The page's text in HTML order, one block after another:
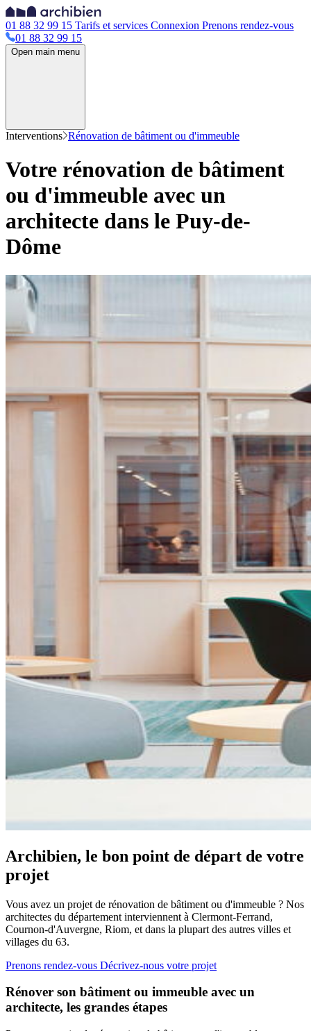
01 88 32 99 15 Tarifs et services Connexion Prenons rendez-vous
01 88 32 99 15
Open main menu
Interventions Rénovation de bâtiment ou d'immeuble
Votre rénovation de bâtiment
ou d'immeuble avec un
architecte dans le Puy-de-
Dôme
Archibien, le bon point de départ de votre
projet
Vous avez un projet de rénovation de bâtiment ou d'immeuble ? Nos
architectes du département interviennent à Clermont-Ferrand,
Cournon-d'Auvergne, Riom, et dans la plupart des autres villes et
villages du 63.
Prenons rendez-vous Décrivez-nous votre projet
Rénover son bâtiment ou immeuble avec un
architecte, les grandes étapes